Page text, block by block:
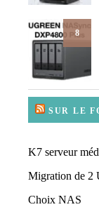
8
SUR LE
K7 serveur
Migration de 2
Choix NAS